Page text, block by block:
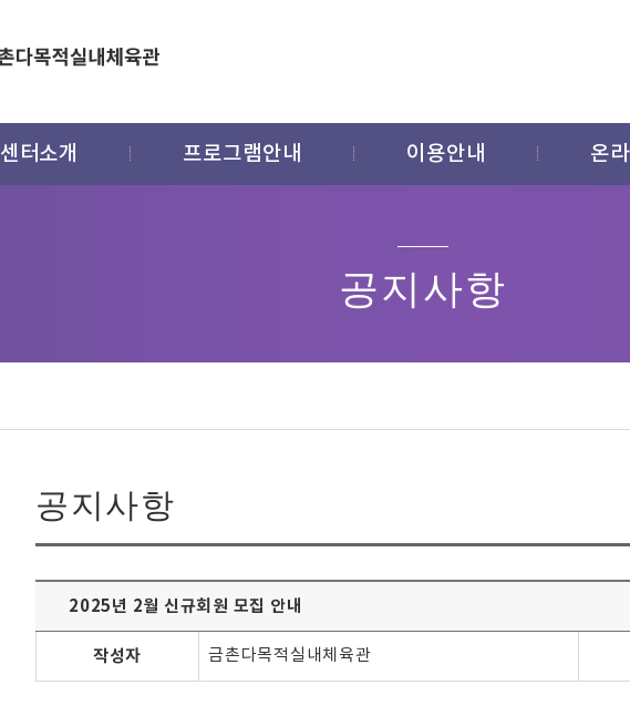
센터소개 프로그램안내 이용안내 온
공지사항
공지사항
2025년 2월 신규회원 모집 안내
작성자 금촌다목적실내체육관